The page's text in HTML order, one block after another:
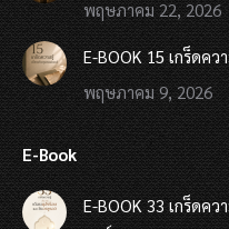
พฤษภาคม 22, 2026
E-BOOK 15 เกร็ดค
พฤษภาคม 9, 2026
E-Book
E-BOOK 33 เกร็ดค